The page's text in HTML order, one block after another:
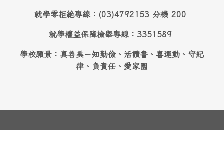
就學零拒絶專線：(03)4792153 分機 200
就學權益保障檢舉專線：3351589
學校願景：真善美－知勤儉、活讀書、喜運動、守紀
律、負責任、愛家園